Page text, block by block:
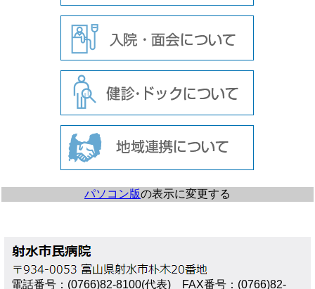
パソコン版の表示に変更する
電話番号：(0766)82-8100(代表) FAX番号：(0766)82-